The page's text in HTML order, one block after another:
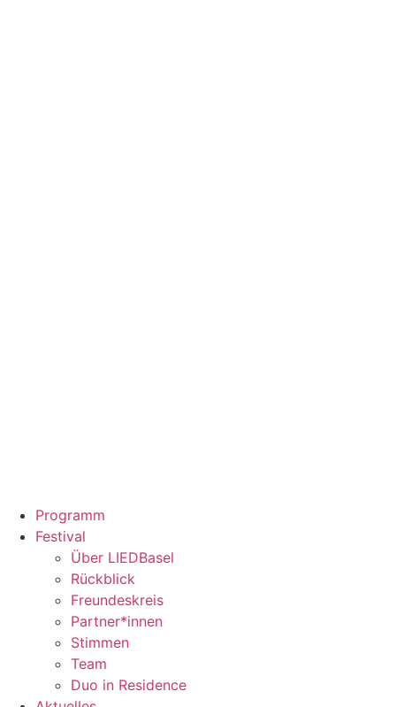
Programm
Festival
Über LIEDBasel
Rückblick
Freundeskreis
Partner*innen
Stimmen
Team
Duo in Residence